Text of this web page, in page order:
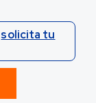
solicita tu